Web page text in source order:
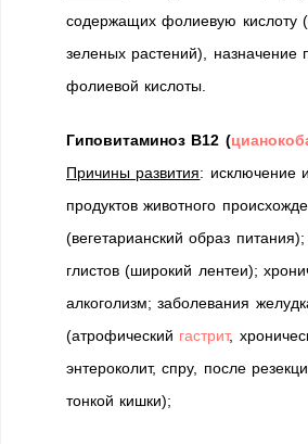
содержащих фолиевую кислоту (
зеленых растений), назначение
фолиевой кислоты.
Гиповитаминоз В12 (
Причины развития: исключение
продуктов животного
(вегетарианский образ
глистов (широкий лентеи);
алкоголизм; заболевания
(атрофический гастрит,
энтероколит, спру, после
тонкой кишки);